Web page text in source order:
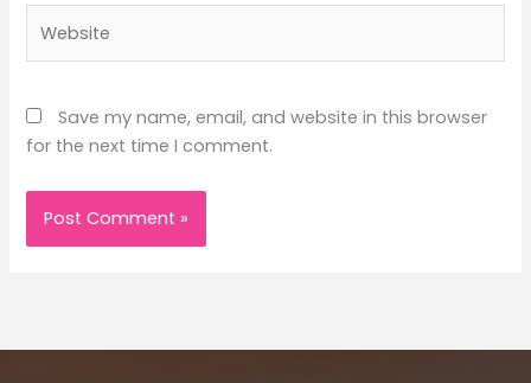
Save my name, email, and website in this browser
for the next time I comment.